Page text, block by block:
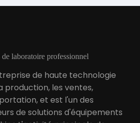
laboratoire professionnel
de haute technologie
production, les ventes,
et est l'un des
de solutions d'équipements